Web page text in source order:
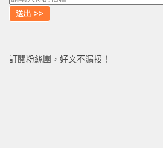
訂閱粉絲團，好文不漏接！